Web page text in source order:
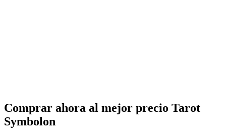
Comprar ahora al mejor precio Tarot
Symbolon